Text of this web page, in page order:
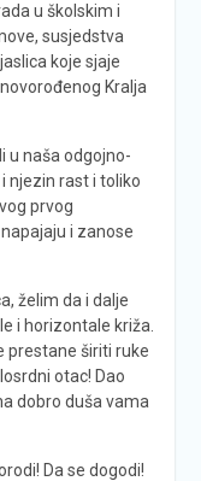
u školskim i
susjedstva
koje sjaje
Kralja
u naša odgojno-
njezin rast i toliko
prvog
i zanose
želim da i dalje
i horizontale križa.
prestane širiti ruke
otac! Dao
dobro duša vama
Da se dogodi!